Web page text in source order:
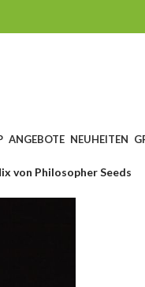
ANGEBOTE NEUHEITEN
von Philosopher Seeds